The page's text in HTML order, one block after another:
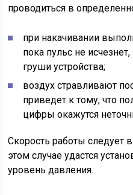
проводиться в
при накачивании
пока пульс не
груши устройства;
воздух стравливают
приведет к тому, что
цифры окажутся
Скорость работы следует
этом случае удастся
уровень давления.